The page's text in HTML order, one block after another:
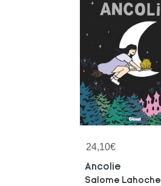
24,10€
Ancolie
Salome Lahoche